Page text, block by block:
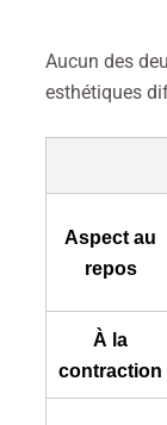
Aucun des
esthétiques
Aspect au
repos
À la
contraction